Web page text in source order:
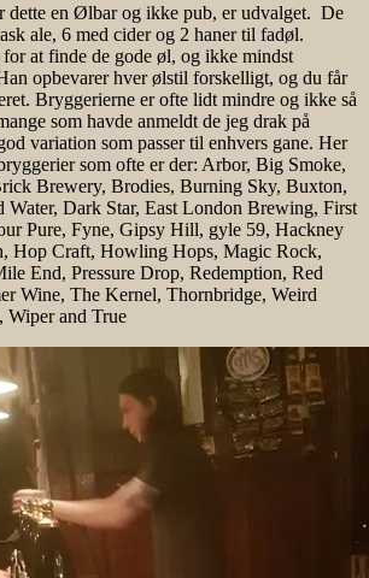
dette en Ølbar og ikke pub, er udvalget. De
ale, 6 med cider og 2 haner til fadøl.
at finde de gode øl, og ikke mindst
opbevarer hver ølstil forskelligt, og du får
Bryggerierne er ofte lidt mindre og ikke så
som havde anmeldt de jeg drak på
variation som passer til enhvers gane. Her
som ofte er der: Arbor, Big Smoke,
Brewery, Brodies, Burning Sky, Buxton,
Dark Star, East London Brewing, First
Pure, Fyne, Gipsy Hill, gyle 59, Hackney
Hop Craft, Howling Hops, Magic Rock,
End, Pressure Drop, Redemption, Red
Wine, The Kernel, Thornbridge, Weird
Wiper and True